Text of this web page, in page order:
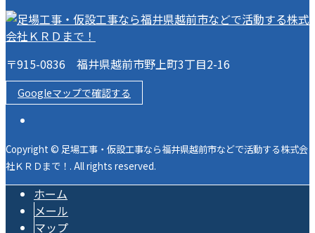
〒915-0836 福井県越前市野上町3丁目2-16
Googleマップで確認する
Copyright © 足場工事・仮設工事なら福井県越前市などで活動する株式会
社ＫＲＤまで！. All rights reserved.
ホーム
メール
マップ